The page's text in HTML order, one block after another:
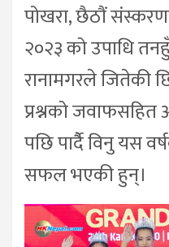
पोखरा, छैठौं
२०२३ को उपाधि
रानामगरले जितेकी
प्रश्नको जवाफसहित
पछि पार्दैै विनु यस
सफल भएकी हुन्।